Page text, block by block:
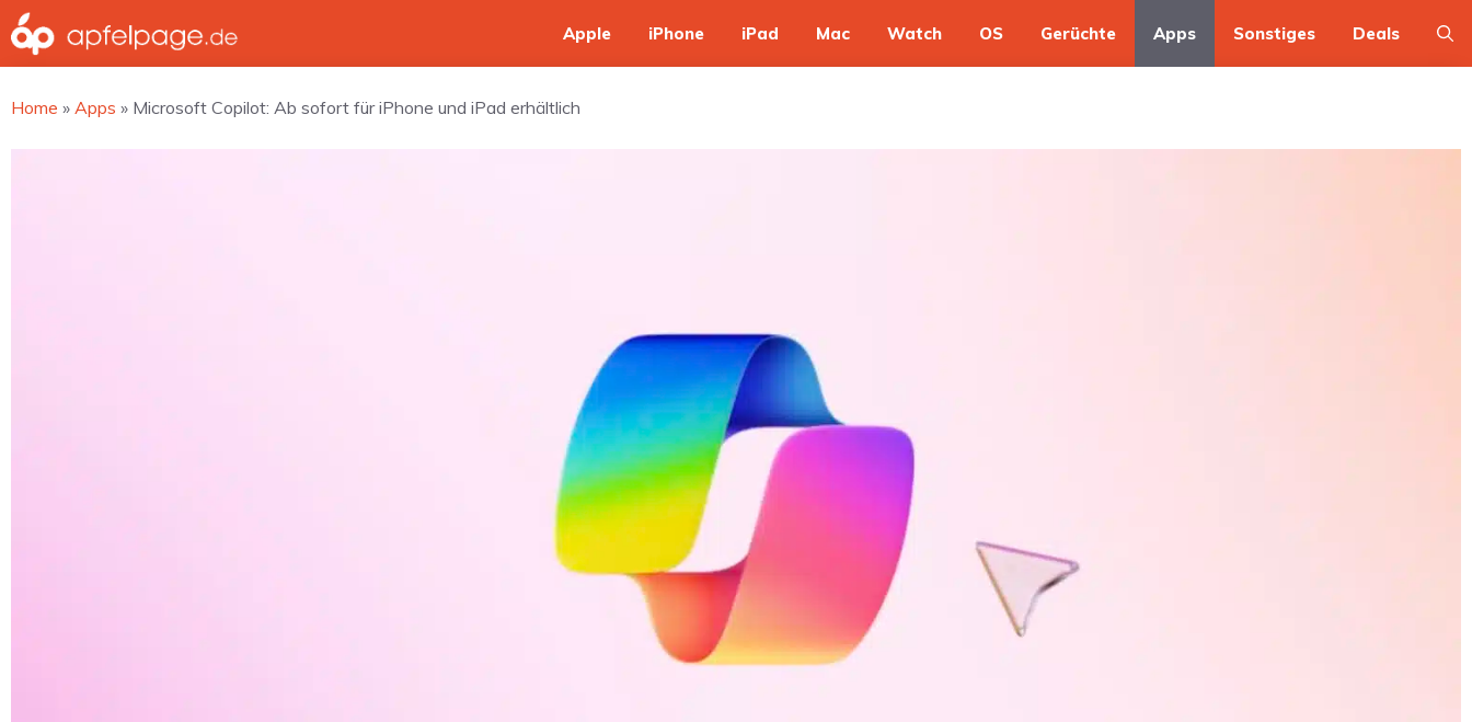
Zum
Inhalt
springen
Apple iPhone iPad Mac Watch OS Gerüchte Apps Sonstiges Deals
Home » Apps » Microsoft Copilot: Ab sofort für iPhone und iPad erhältlich